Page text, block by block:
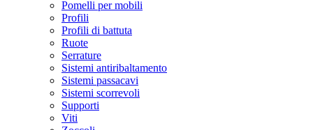
Pomelli per mobili
Profili
Profili di battuta
Ruote
Serrature
Sistemi antiribaltamento
Sistemi passacavi
Sistemi scorrevoli
Supporti
Viti